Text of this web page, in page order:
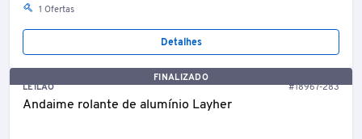
1 Ofertas
Detalhes
FINALIZADO
LEILÃO
#18967-283
Andaime rolante de alumínio Layher